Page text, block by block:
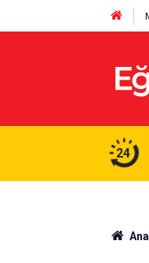
24
Sınavla Alan